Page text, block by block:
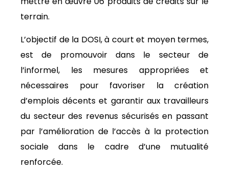
terrain.
L’objectif de la DOSI, à court et moyen termes,
est de promouvoir dans le secteur de
l’informel, les mesures appropriées et
nécessaires pour favoriser la création
d’emplois décents et garantir aux travailleurs
du secteur des revenus sécurisés en passant
par l’amélioration de l’accès à la protection
sociale dans le cadre d’une mutualité
renforcée.